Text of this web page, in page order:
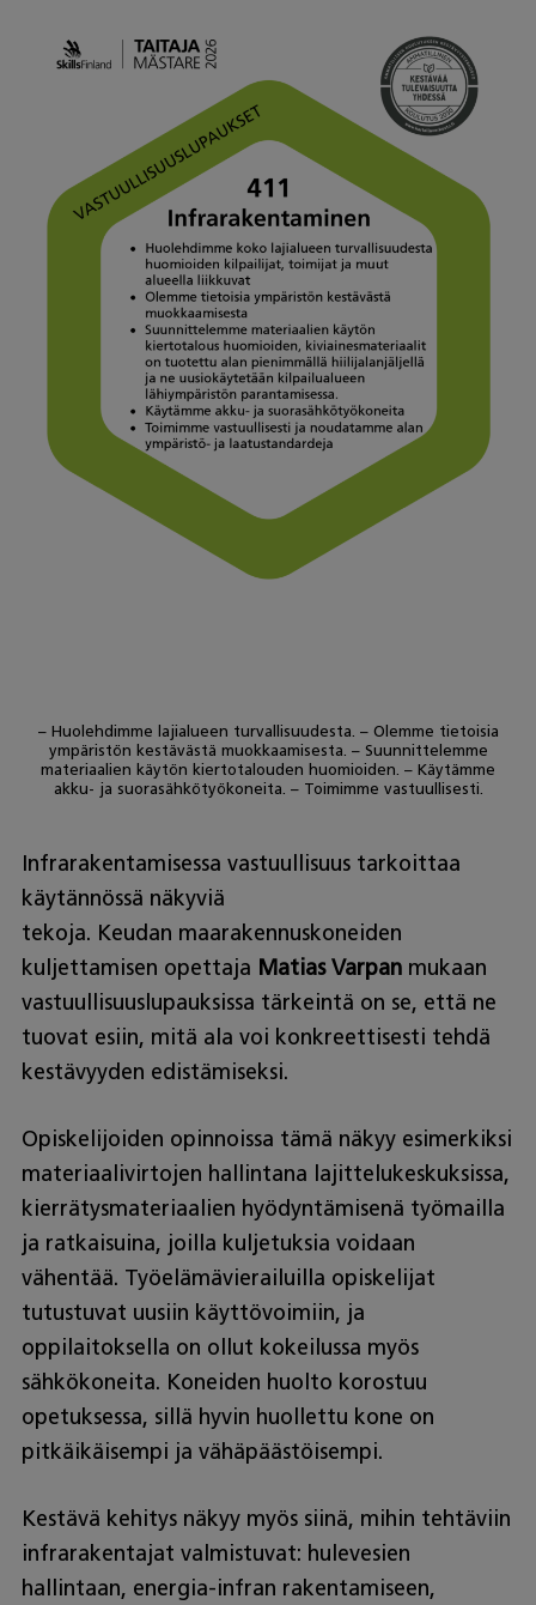
– Huolehdimme lajialueen turvallisuudesta. – Olemme tietoisia
ympäristön kestävästä muokkaamisesta. – Suunnittelemme
materiaalien käytön kiertotalouden huomioiden. – Käytämme
akku- ja suorasähkötyökoneita. – Toimimme vastuullisesti.
Infrarakentamisessa vastuullisuus tarkoittaa
käytännössä näkyviä
tekoja. Keudan maarakennuskoneiden
kuljettamisen opettaja Matias Varpanmukaan
vastuullisuuslupauksissa tärkeintä on se, että ne
tuovat esiin, mitä ala voi konkreettisesti tehdä
kestävyyden edistämiseksi.
Opiskelijoiden opinnoissa tämä näkyy esimerkiksi
materiaalivirtojen hallintana lajittelukeskuksissa,
kierrätysmateriaalien hyödyntämisenä työmailla
ja ratkaisuina, joilla kuljetuksia voidaan
vähentää. Työelämävierailuilla opiskelijat
tutustuvat uusiin käyttövoimiin, ja
oppilaitoksella on ollut kokeilussa myös
sähkökoneita. Koneiden huolto korostuu
opetuksessa, sillä hyvin huollettu kone on
pitkäikäisempi ja vähäpäästöisempi.
Kestävä kehitys näkyy myös siinä, mihin tehtäviin
infrarakentajat valmistuvat: hulevesien
hallintaan, energia-infran rakentamiseen,